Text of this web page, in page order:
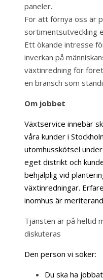
paneler.
För att förnya oss är
sortimentsutveckling
Ett ökande intresse
inverkan på
växtinredning för
en bransch som
Om jobbet
Växtservice innebär
våra kunder i
utomhusskötsel
eget distrikt och
behjälplig vid
växtinredningar.
inomhus är
Tjänsten är på heltid
diskuteras
Den person vi söker:
Du ska ha